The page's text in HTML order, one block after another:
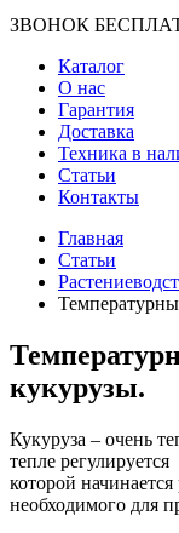
ЗВОНОК
Каталог
О нас
Гарантия
Доставка
Техника в
Статьи
Контакты
Главная
Статьи
кукурузы.
Кукуруза – очень
тепле
которой
необходимого для